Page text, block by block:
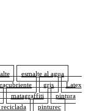
esmalte al agua
gris
Latex
matagraffiti
pintura
pinturec